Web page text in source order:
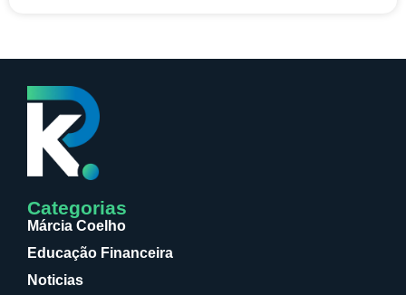
Categorias
Márcia Coelho
Educação Financeira
Noticias